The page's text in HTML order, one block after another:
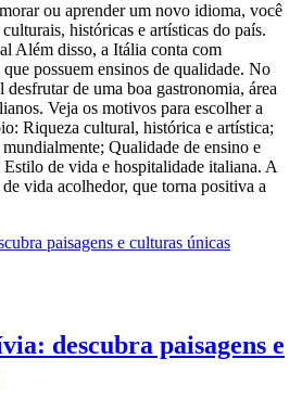
ou aprender um novo idioma, você
históricas e artísticas do país.
Além disso, a Itália conta com
possuem ensinos de qualidade. No
de uma boa gastronomia, área
Veja os motivos para escolher a
Riqueza cultural, histórica e artística;
Qualidade de ensino e
Estilo de vida e hospitalidade italiana. A
vida acolhedor, que torna positiva a
descubra paisagens e